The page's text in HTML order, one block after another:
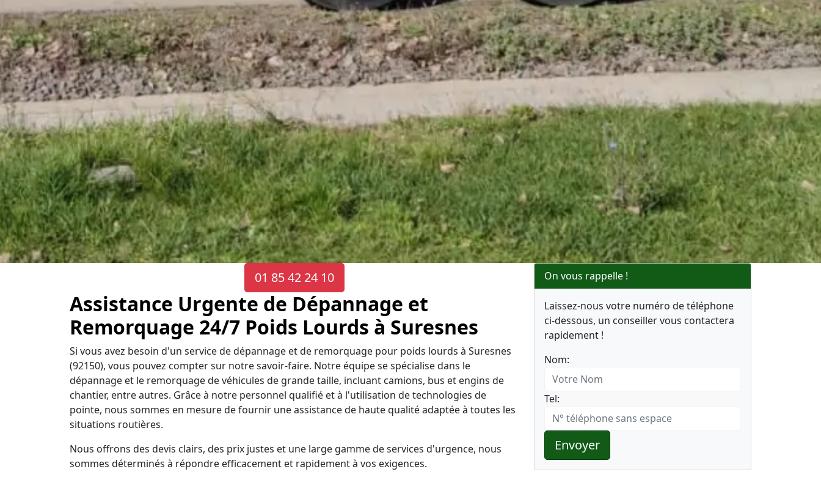
01 85 42 24 10
Assistance Urgente de Dépannage et
Remorquage 24/7 Poids Lourds à Suresnes
Si vous avez besoin d'un service de dépannage et de remorquage pour poids lourds à Suresnes
(92150), vous pouvez compter sur notre savoir-faire. Notre équipe se spécialise dans le
dépannage et le remorquage de véhicules de grande taille, incluant camions, bus et engins de
chantier, entre autres. Grâce à notre personnel qualifié et à l'utilisation de technologies de
pointe, nous sommes en mesure de fournir une assistance de haute qualité adaptée à toutes les
situations routières.
Nous offrons des devis clairs, des prix justes et une large gamme de services d'urgence, nous
sommes déterminés à répondre efficacement et rapidement à vos exigences.
On vous rappelle !
Laissez-nous votre numéro de téléphone
ci-dessous, un conseiller vous contactera
rapidement !
Nom:
Tel:
Envoyer